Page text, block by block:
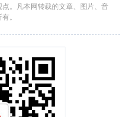
。凡本网转载的文章、图片、音
。